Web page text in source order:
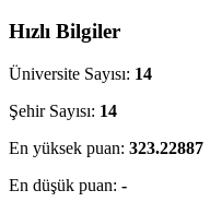
Hızlı Bilgiler
Üniversite Sayısı: 14
Şehir Sayısı: 14
En yüksek puan: 323.22887
En düşük puan: -